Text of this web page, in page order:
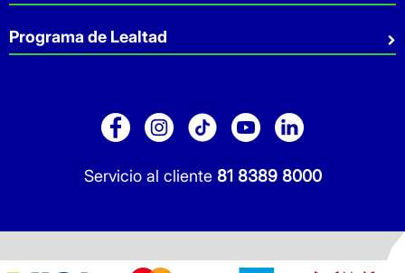
Servicio al cliente 81 8389 8000
Contacto
Facturación
Sucursales
Servicio a Domicilio
Pago de Servicios
Programa de Lealtad
Folleto Promocional
Sitio Dermocosmética